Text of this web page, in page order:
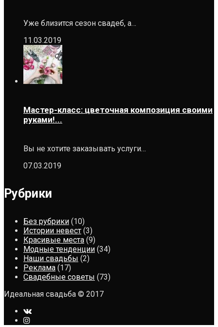
Уже близится сезон свадеб, а…
11.03.2019
Мастер-класс: цветочная композиция своими
руками!...
Вы не хотите заказывать услуги…
07.03.2019
Рубрики
Без рубрики (10)
Истории невест (3)
Красивые места (9)
Модные тенденции (34)
Наши свадьбы (2)
Реклама (17)
Свадебные советы (73)
Идеальная свадьба © 2017